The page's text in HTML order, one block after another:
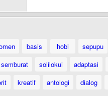
basis hobi sepupu
semburat solilokui adaptasi
kreatif antologi dialog